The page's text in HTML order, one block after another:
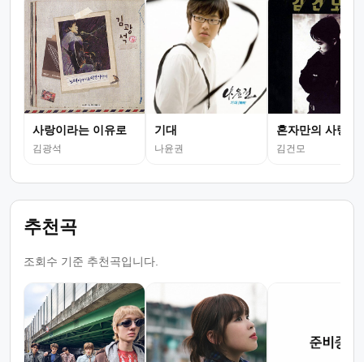
사랑이라는 이유로
김광석
기대
나윤권
혼자만의 사랑
김건모
추천곡
조회수 기준 추천곡입니다.